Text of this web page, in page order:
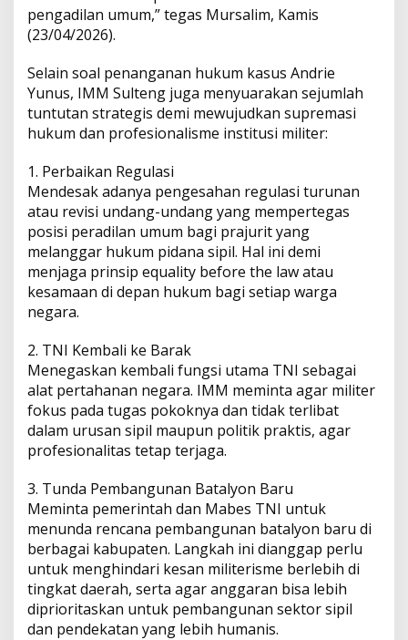
pengadilan umum,” tegas Mursalim, Kamis
(23/04/2026).
Selain soal penanganan hukum kasus Andrie
Yunus, IMM Sulteng juga menyuarakan sejumlah
tuntutan strategis demi mewujudkan supremasi
hukum dan profesionalisme institusi militer:
1. Perbaikan Regulasi
Mendesak adanya pengesahan regulasi turunan
atau revisi undang-undang yang mempertegas
posisi peradilan umum bagi prajurit yang
melanggar hukum pidana sipil. Hal ini demi
menjaga prinsip equality before the law atau
kesamaan di depan hukum bagi setiap warga
negara.
2. TNI Kembali ke Barak
Menegaskan kembali fungsi utama TNI sebagai
alat pertahanan negara. IMM meminta agar militer
fokus pada tugas pokoknya dan tidak terlibat
dalam urusan sipil maupun politik praktis, agar
profesionalitas tetap terjaga.
3. Tunda Pembangunan Batalyon Baru
Meminta pemerintah dan Mabes TNI untuk
menunda rencana pembangunan batalyon baru di
berbagai kabupaten. Langkah ini dianggap perlu
untuk menghindari kesan militerisme berlebih di
tingkat daerah, serta agar anggaran bisa lebih
diprioritaskan untuk pembangunan sektor sipil
dan pendekatan yang lebih humanis.